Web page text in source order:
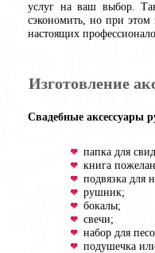
услуг на ваш выбор.
сэкономить, но при
настоящих
Изготовление
Свадебные аксессуары
папка для
книга
подвязка для
рушник;
бокалы;
свечи;
набор для
подушечка